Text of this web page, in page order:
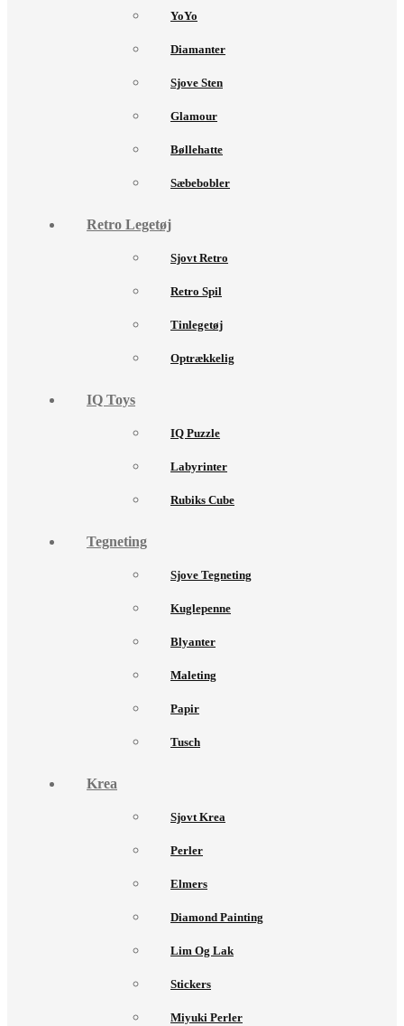
YoYo
Diamanter
Sjove Sten
Glamour
Bøllehatte
Sæbebobler
Retro Legetøj
Sjovt Retro
Retro Spil
Tinlegetøj
Optrækkelig
IQ Toys
IQ Puzzle
Labyrinter
Rubiks Cube
Tegneting
Sjove Tegneting
Kuglepenne
Blyanter
Maleting
Papir
Tusch
Krea
Sjovt Krea
Perler
Elmers
Diamond Painting
Lim Og Lak
Stickers
Miyuki Perler